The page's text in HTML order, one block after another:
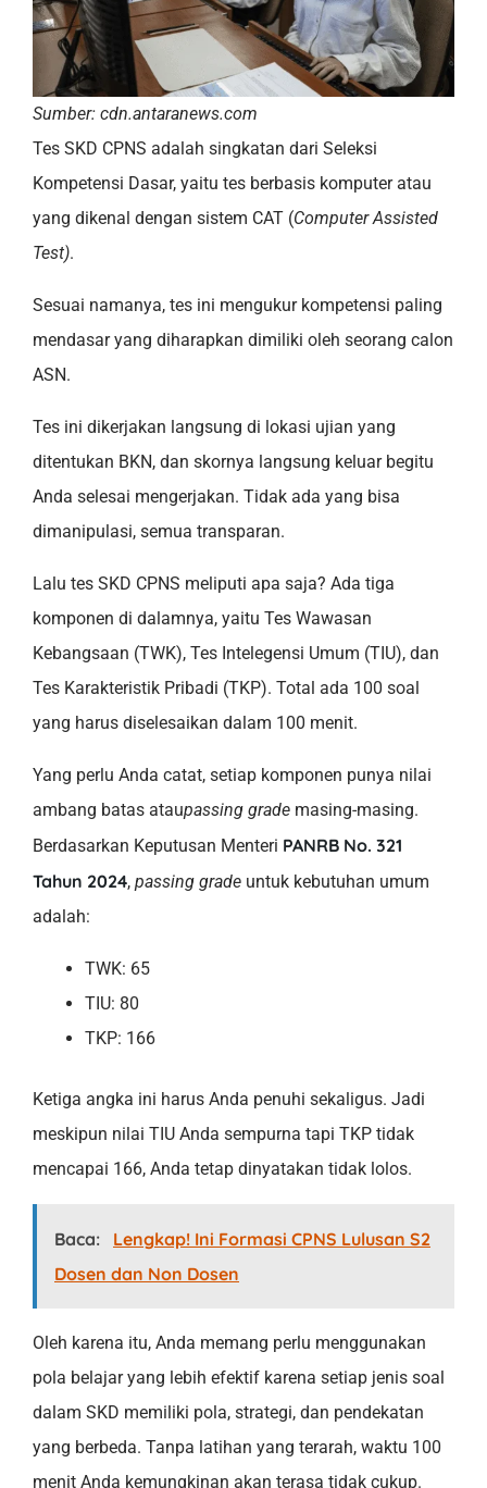
Sumber: cdn.antaranews.com
Tes SKD CPNS adalah singkatan dari Seleksi
Kompetensi Dasar, yaitu tes berbasis komputer atau
yang dikenal dengan sistem CAT (Computer Assisted
Test).
Sesuai namanya, tes ini mengukur kompetensi paling
mendasar yang diharapkan dimiliki oleh seorang calon
ASN.
Tes ini dikerjakan langsung di lokasi ujian yang
ditentukan BKN, dan skornya langsung keluar begitu
Anda selesai mengerjakan. Tidak ada yang bisa
dimanipulasi, semua transparan.
Lalu tes SKD CPNS meliputi apa saja? Ada tiga
komponen di dalamnya, yaitu Tes Wawasan
Kebangsaan (TWK), Tes Intelegensi Umum (TIU), dan
Tes Karakteristik Pribadi (TKP). Total ada 100 soal
yang harus diselesaikan dalam 100 menit.
Yang perlu Anda catat, setiap komponen punya nilai
ambang batas ataupassing grade masing-masing.
Berdasarkan Keputusan Menteri PANRB No. 321
Tahun 2024, passing grade untuk kebutuhan umum
adalah:
TWK: 65
TIU: 80
TKP: 166
Ketiga angka ini harus Anda penuhi sekaligus. Jadi
meskipun nilai TIU Anda sempurna tapi TKP tidak
mencapai 166, Anda tetap dinyatakan tidak lolos.
Baca:
Lengkap! Ini Formasi CPNS Lulusan S2
Dosen dan Non Dosen
Oleh karena itu, Anda memang perlu menggunakan
pola belajar yang lebih efektif karena setiap jenis soal
dalam SKD memiliki pola, strategi, dan pendekatan
yang berbeda. Tanpa latihan yang terarah, waktu 100
menit Anda kemungkinan akan terasa tidak cukup.